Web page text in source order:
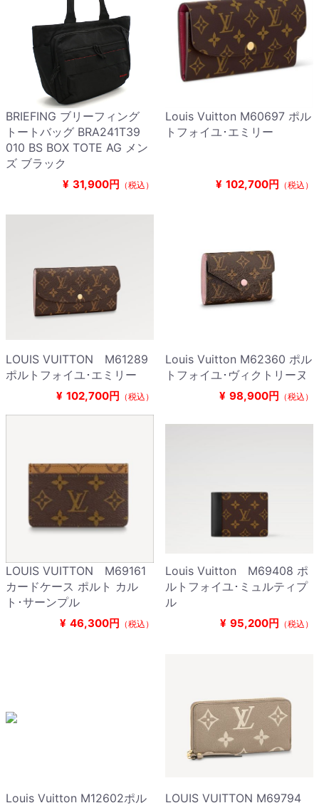
BRIEFING ブリーフィング
トートバッグ BRA241T39
010 BS BOX TOTE AG メン
ズ ブラック
¥ 31,900円 （税込）
Louis Vuitton M60697 ポル
トフォイユ･エミリー
¥ 102,700円 （税込）
LOUIS VUITTON M61289
ポルトフォイユ･エミリー
¥ 102,700円 （税込）
Louis Vuitton M62360 ポル
トフォイユ･ヴィクトリーヌ
¥ 98,900円 （税込）
LOUIS VUITTON M69161
カードケース ポルト カル
ト･サーンプル
¥ 46,300円 （税込）
Louis Vuitton M69408 ポ
ルトフォイユ･ミュルティプ
ル
¥ 95,200円 （税込）
Louis Vuitton M12602ポル
LOUIS VUITTON M69794